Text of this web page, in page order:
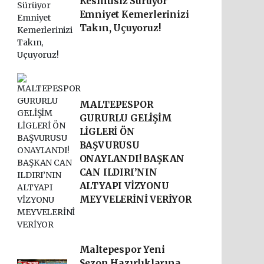
Emniyet Kemerlerinizi
Takın, Uçuyoruz!
MALTEPESPOR
GURURLU GELİŞİM
LİGLERİ ÖN
BAŞVURUSU
ONAYLANDI! BAŞKAN
CAN ILDIRI’NIN
ALTYAPI VİZYONU
MEYVELERİNİ VERİYOR
Maltepespor Yeni